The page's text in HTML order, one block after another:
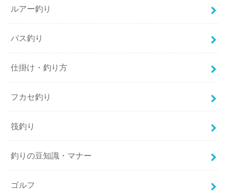
ルアー釣り
バス釣り
仕掛け・釣り方
フカセ釣り
筏釣り
釣りの豆知識・マナー
ゴルフ